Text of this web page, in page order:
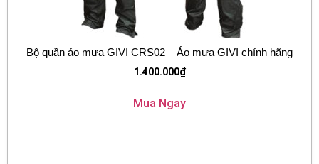
Bộ quần áo mưa GIVI CRS02 – Áo mưa GIVI chính hãng
1.400.000₫
Mua Ngay